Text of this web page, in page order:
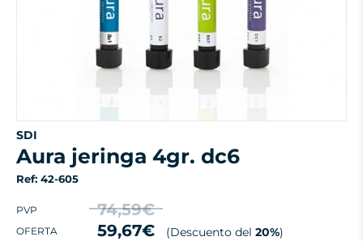
SDI
aura jeringa 4gr. dc6
Ref: 42-605
PVP 74,59€
OFERTA 59,67€ (Descuento del 20%)